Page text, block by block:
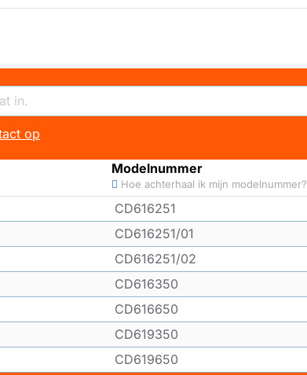
op
Modelnummer
Hoe achterhaal ik mijn modelnummer?
CD616251
CD616251/01
CD616251/02
CD616350
CD616650
CD619350
CD619650